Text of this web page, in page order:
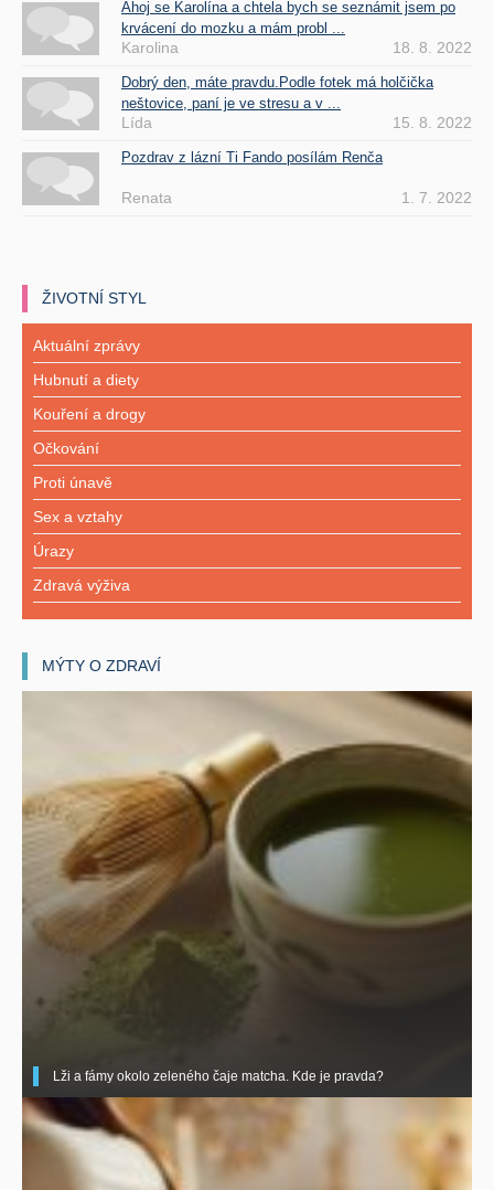
Ahoj se Karolína a chtela bych se seznámit jsem po
krvácení do mozku a mám probl ...
Karolina 18. 8. 2022
Dobrý den, máte pravdu.Podle fotek má holčička
neštovice, paní je ve stresu a v ...
Lída 15. 8. 2022
Pozdrav z lázní Ti Fando posílám Renča
Renata 1. 7. 2022
ŽIVOTNÍ STYL
Aktuální zprávy
Hubnutí a diety
Kouření a drogy
Očkování
Proti únavě
Sex a vztahy
Úrazy
Zdravá výživa
MÝTY O ZDRAVÍ
Lži a fámy okolo zeleného čaje matcha. Kde je pravda?